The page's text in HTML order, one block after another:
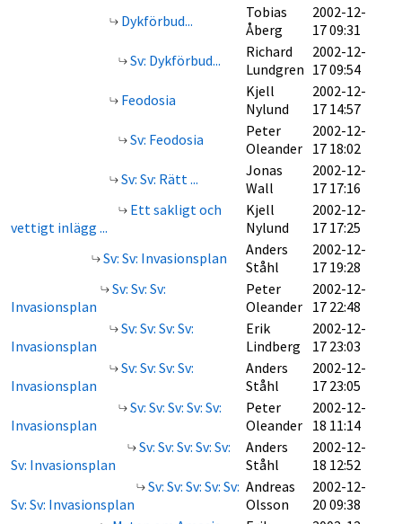
Dykförbud...
Tobias
Åberg
2002-12-
17 09:31
Sv: Dykförbud...
Richard
Lundgren
2002-12-
17 09:54
Feodosia
Kjell
Nylund
2002-12-
17 14:57
Sv: Feodosia
Peter
Oleander
2002-12-
17 18:02
Sv: Sv: Rätt ...
Jonas
Wall
2002-12-
17 17:16
Ett sakligt och
vettigt inlägg ...
Kjell
Nylund
2002-12-
17 17:25
Sv: Sv: Invasionsplan
Anders
Ståhl
2002-12-
17 19:28
Sv: Sv: Sv:
Invasionsplan
Peter
Oleander
2002-12-
17 22:48
Sv: Sv: Sv: Sv:
Invasionsplan
Erik
Lindberg
2002-12-
17 23:03
Sv: Sv: Sv: Sv:
Invasionsplan
Anders
Ståhl
2002-12-
17 23:05
Sv: Sv: Sv: Sv: Sv:
Invasionsplan
Peter
Oleander
2002-12-
18 11:14
Sv: Sv: Sv: Sv: Sv:
Sv: Invasionsplan
Anders
Ståhl
2002-12-
18 12:52
Sv: Sv: Sv: Sv: Sv:
Sv: Sv: Invasionsplan
Andreas
Olsson
2002-12-
20 09:38